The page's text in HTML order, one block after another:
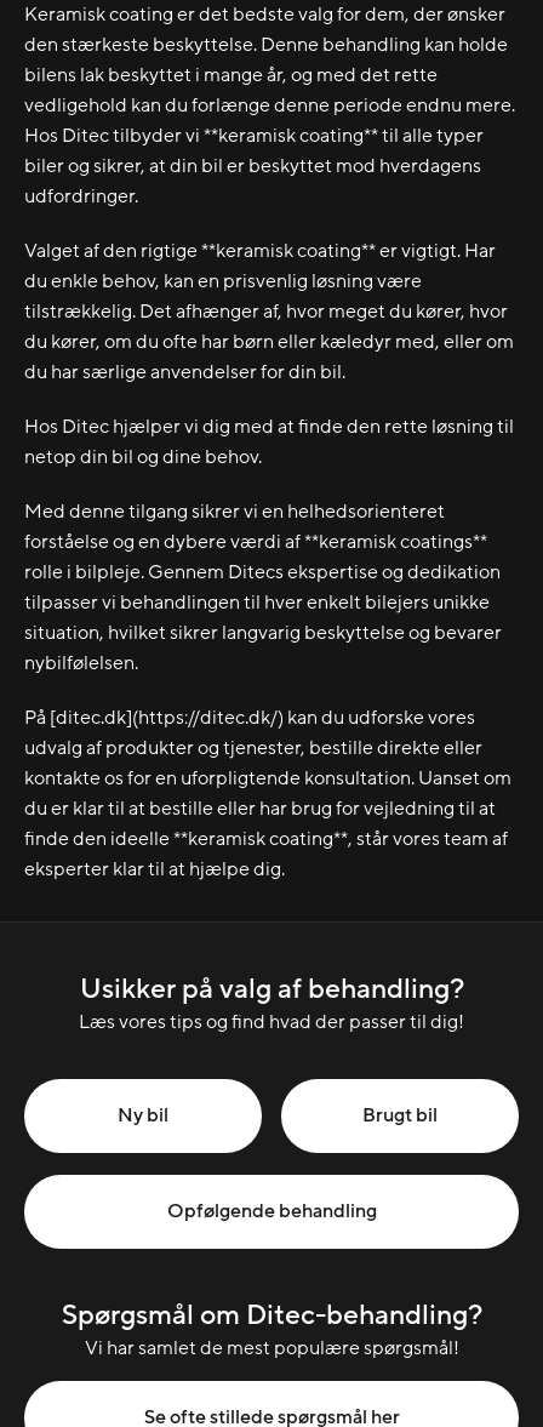
Keramisk coating er det bedste valg for dem, der ønsker
den stærkeste beskyttelse. Denne behandling kan holde
bilens lak beskyttet i mange år, og med det rette
vedligehold kan du forlænge denne periode endnu mere.
Hos Ditec tilbyder vi **keramisk coating** til alle typer
biler og sikrer, at din bil er beskyttet mod hverdagens
udfordringer.
Valget af den rigtige **keramisk coating** er vigtigt. Har
du enkle behov, kan en prisvenlig løsning være
tilstrækkelig. Det afhænger af, hvor meget du kører, hvor
du kører, om du ofte har børn eller kæledyr med, eller om
du har særlige anvendelser for din bil.
Hos Ditec hjælper vi dig med at finde den rette løsning til
netop din bil og dine behov.
Med denne tilgang sikrer vi en helhedsorienteret
forståelse og en dybere værdi af **keramisk coatings**
rolle i bilpleje. Gennem Ditecs ekspertise og dedikation
tilpasser vi behandlingen til hver enkelt bilejers unikke
situation, hvilket sikrer langvarig beskyttelse og bevarer
nybilfølelsen.
På [ditec.dk](https://ditec.dk/) kan du udforske vores
udvalg af produkter og tjenester, bestille direkte eller
kontakte os for en uforpligtende konsultation. Uanset om
du er klar til at bestille eller har brug for vejledning til at
finde den ideelle **keramisk coating**, står vores team af
eksperter klar til at hjælpe dig.
Usikker på valg af behandling?
Læs vores tips og find hvad der passer til dig!
Ny bil Brugt bil
Opfølgende behandling
Spørgsmål om Ditec-behandling?
Vi har samlet de mest populære spørgsmål!
Se ofte stillede spørgsmål her